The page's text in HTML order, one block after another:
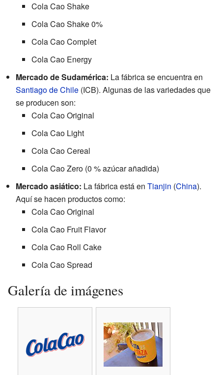
Cola Cao Shake
Cola Cao Shake 0%
Cola Cao Complet
Cola Cao Energy
Mercado de Sudamérica: La fábrica se encuentra en
Santiago de Chile (ICB). Algunas de las variedades que
se producen son:
Cola Cao Original
Cola Cao Light
Cola Cao Cereal
Cola Cao Zero (0 % azúcar añadida)
Mercado asiático: La fábrica está en Tianjin (China).
Aquí se hacen productos como:
Cola Cao Original
Cola Cao Fruit Flavor
Cola Cao Roll Cake
Cola Cao Spread
Galería de imágenes